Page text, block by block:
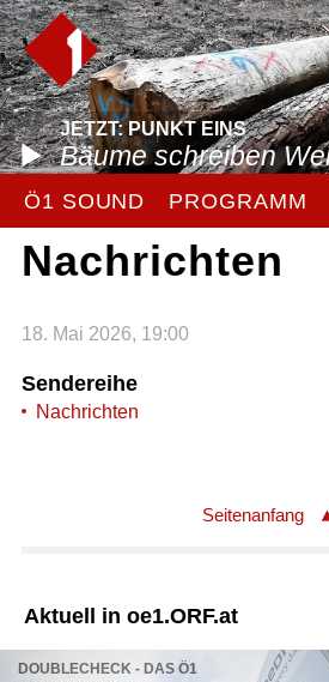
JETZT: PUNKT EINS
Bäume schreiben
Ö1 SOUND PROGRAMM
Nachrichten
18. Mai 2026, 19:00
Sendereihe
Nachrichten
Seitenanfang
Aktuell in oe1.ORF.at
DOUBLECHECK - DAS Ö1